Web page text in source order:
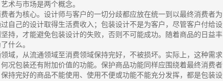
术与市场是两个概念。
者为核心。设计师与客户的一切分歧都应放在统一到以最终消费者为
自己的设计取得生活费收入；包装设计不是为客户，尽管客户付给设
持，才能避免包装设计的失败，否则不可能成功。随着商品的日益丰
什么。
域，从流通领域至消费领域保持完好，不被损坏。实际上，这种需求
况包装还有附加价值的功能。保护商品功能同样应围绕着最终消费者
持完好的商品不能使用、使用不便或功能不能充分发挥，都是包装设